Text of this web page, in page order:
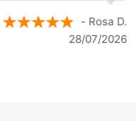
- Rosa D.
28/07/2026